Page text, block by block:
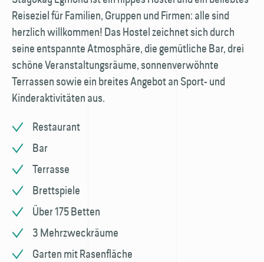
Reiseziel für Familien, Gruppen und Firmen: alle sind
herzlich willkommen! Das Hostel zeichnet sich durch
seine entspannte Atmosphäre, die gemütliche Bar, drei
schöne Veranstaltungs­räume, sonnen­verwöhnte
Terrassen sowie ein breites Angebot an Sport- und
Kinder­aktivitäten aus.
Restaurant
Bar
Terrasse
Brettspiele
Über 175 Betten
3 Mehrzweckräume
Garten mit Rasenfläche